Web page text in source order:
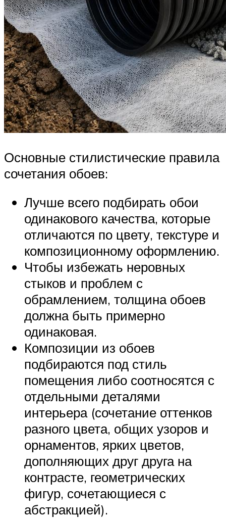
Основные стилистические правила
сочетания обоев:
Лучше всего подбирать обои
одинакового качества, которые
отличаются по цвету, текстуре и
композиционному оформлению.
Чтобы избежать неровных
стыков и проблем с
обрамлением, толщина обоев
должна быть примерно
одинаковая.
Композиции из обоев
подбираются под стиль
помещения либо соотносятся с
отдельными деталями
интерьера (сочетание оттенков
разного цвета, общих узоров и
орнаментов, ярких цветов,
дополняющих друг друга на
контрасте, геометрических
фигур, сочетающиеся с
абстракцией).